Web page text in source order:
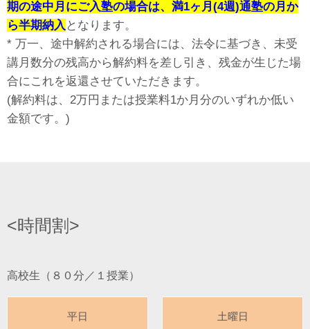
期の途中月にご入塾の場合は、満1ヶ月(4週)通塾の月か
ら半期納入 となります。
* 万一、途中解約される場合には、法令に基づき、未受
講月数分の残高から解約料を差し引き、残金が生じた場
合にこれを返還させていただきます。
(解約料は、2万円または授業料1か月分のいずれか低い
金額です。)
<時間割>
高校生（８０分／１授業）
平日 土曜日